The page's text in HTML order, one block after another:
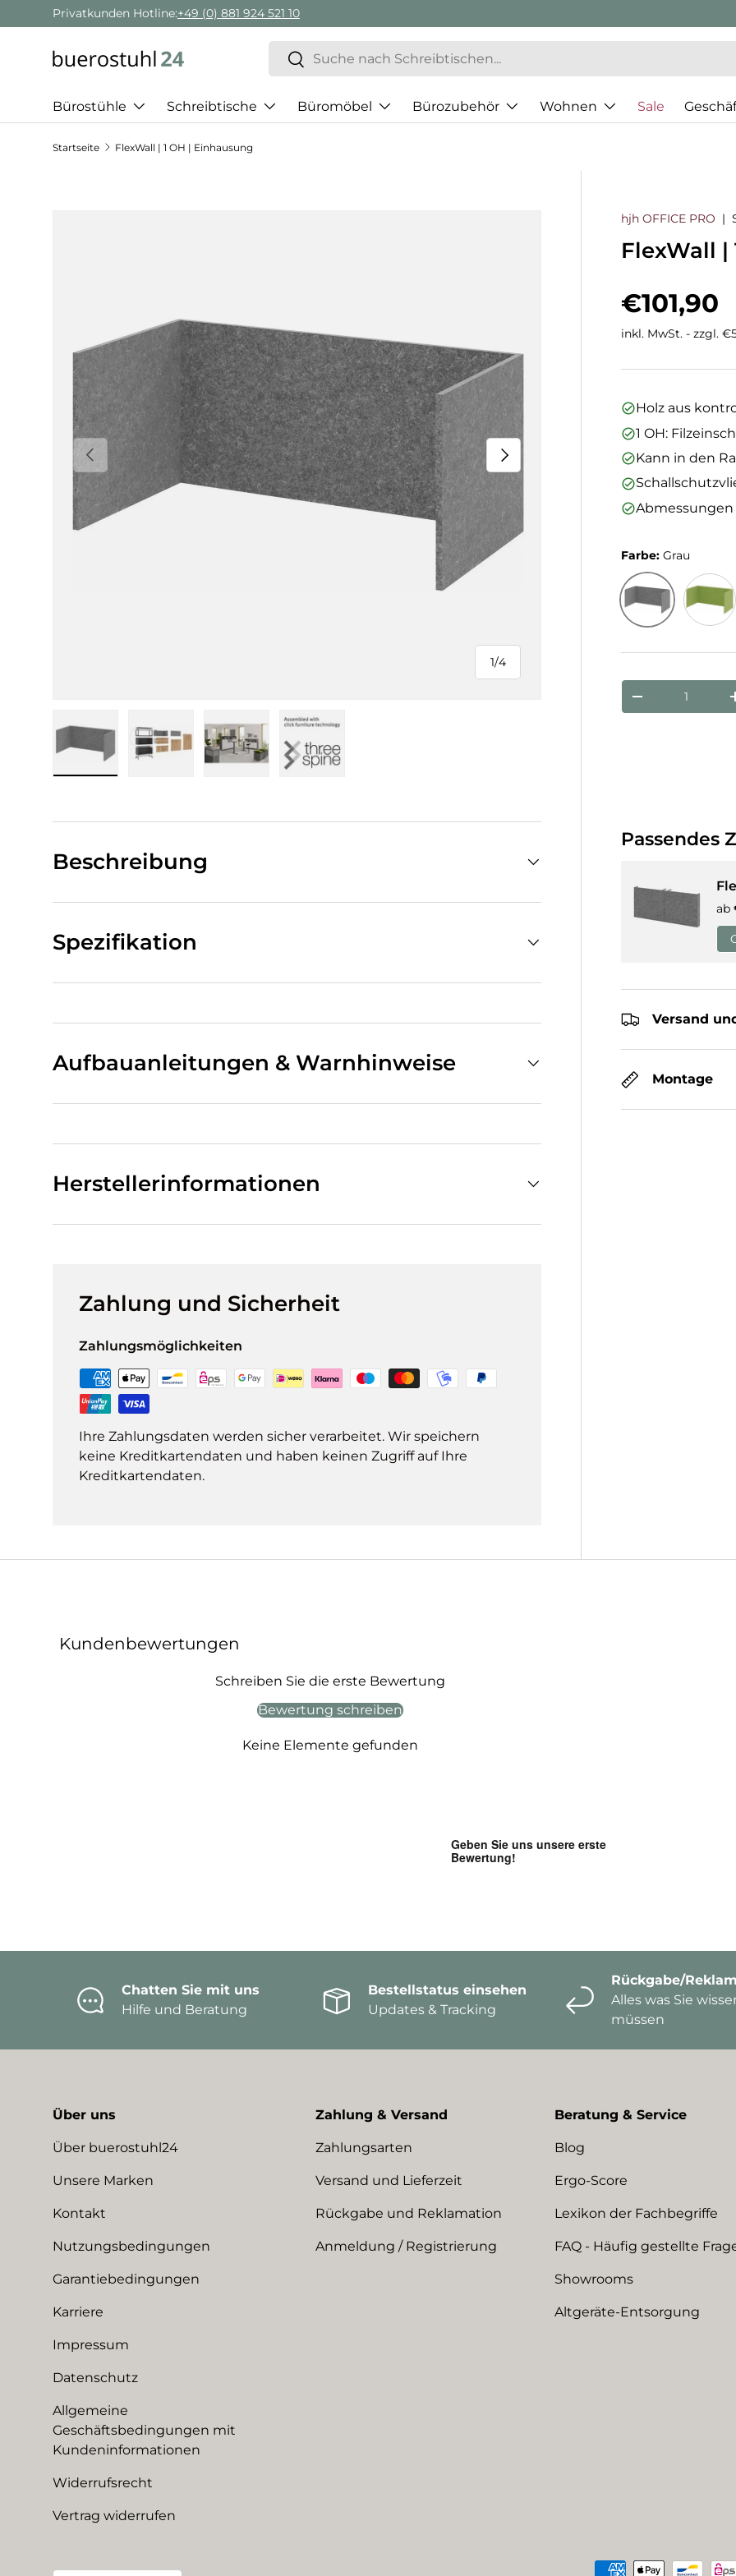
Direkt zum Inhalt
Privatkunden Hotline:+49 (0) 881 924 521 10
Suchen
Suchen
Bürostühle Schreibtische Büromöbel Bürozubehör Wohnen Sale
Startseite FlexWall | 1 OH | Einhausung
Vorherige
1/
von
4
Nächste
hjh OFFICE PRO |
FlexWall |
€101,90
inkl. MwSt. - zzgl.
Holz aus
1 OH:
Kann in den
Abmessungen
Farbe:Grau
Menge
Passendes
ab
Versand
Montage
Beschreibung
Spezifikation
Aufbauanleitungen & Warnhinweise
Herstellerinformationen
Zahlung und Sicherheit
Zahlungsmöglichkeiten
Ihre Zahlungsdaten werden sicher verarbeitet. Wir speichern
keine Kreditkartendaten und haben keinen Zugriff auf Ihre
Kreditkartendaten.
Kundenbewertungen
Schreiben Sie die erste Bewertung
Bewertung schreiben
Keine Elemente gefunden
Chatten Sie mit uns
Hilfe und Beratung
Bestellstatus einsehen
Updates & Tracking
Rückgabe/
Alles was Sie
müssen
Über uns
Über buerostuhl24
Unsere Marken
Kontakt
Nutzungsbedingungen
Garantiebedingungen
Karriere
Impressum
Datenschutz
Allgemeine
Geschäftsbedingungen mit
Kundeninformationen
Widerrufsrecht
Vertrag widerrufen
Zahlung & Versand
Zahlungsarten
Versand und Lieferzeit
Rückgabe und Reklamation
Anmeldung / Registrierung
Beratung & Service
Blog
Ergo-Score
Lexikon der Fachbegriffe
FAQ - Häufig gestellte
Showrooms
Altgeräte-Entsorgung
Zahlungsmethoden